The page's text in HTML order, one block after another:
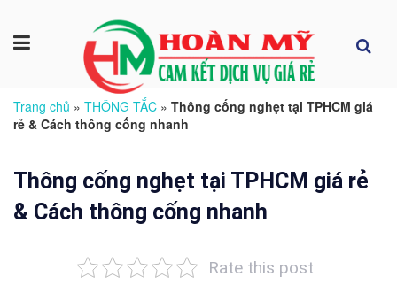
Trang chủ » THÔNG TẮC » Thông cống nghẹt tại TPHCM giá
rẻ & Cách thông cống nhanh
Thông cống nghẹt tại TPHCM giá rẻ
& Cách thông cống nhanh
Rate this post